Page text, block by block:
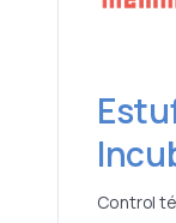
Control